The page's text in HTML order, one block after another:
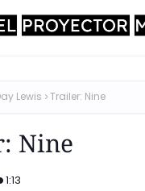
Lewis Trailer: Nine
Nine
1:13